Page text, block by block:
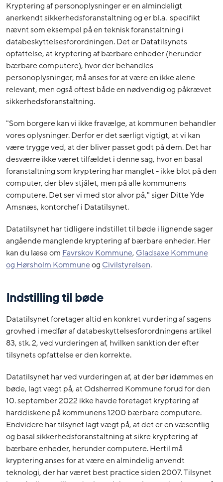
Kryptering af personoplysninger er en almindeligt
anerkendt sikkerhedsforanstaltning og er bl.a. specifikt
nævnt som eksempel på en teknisk foranstaltning i
databeskyttelsesforordningen. Det er Datatilsynets
opfattelse, at kryptering af bærbare enheder (herunder
bærbare computere), hvor der behandles
personoplysninger, må anses for at være en ikke alene
relevant, men også oftest både en nødvendig og påkrævet
sikkerhedsforanstaltning.
"Som borgere kan vi ikke fravælge, at kommunen behandler
vores oplysninger. Derfor er det særligt vigtigt, at vi kan
være trygge ved, at der bliver passet godt på dem. Det har
desværre ikke været tilfældet i denne sag, hvor en basal
foranstaltning som kryptering har manglet - ikke blot på den
computer, der blev stjålet, men på alle kommunens
computere. Det ser vi med stor alvor på," siger Ditte Yde
Amsnæs, kontorchef i Datatilsynet.
Datatilsynet har tidligere indstillet til bøde i lignende sager
angående manglende kryptering af bærbare enheder. Her
kan du læse om Favrskov Kommune, Gladsaxe Kommune
og Hørsholm Kommuneog Civilstyrelsen.
Indstilling til bøde
Datatilsynet foretager altid en konkret vurdering af sagens
grovhed i medfør af databeskyttelsesforordningens artikel
83, stk. 2, ved vurderingen af, hvilken sanktion der efter
tilsynets opfattelse er den korrekte.
Datatilsynet har ved vurderingen af, at der bør idømmes en
bøde, lagt vægt på, at Odsherred Kommune forud for den
10. september 2022 ikke havde foretaget kryptering af
harddiskene på kommunens 1200 bærbare computere.
Endvidere har tilsynet lagt vægt på, at det er en væsentlig
og basal sikkerhedsforanstaltning at sikre kryptering af
bærbare enheder, herunder computere. Hertil må
kryptering anses for at være en almindelig anvendt
teknologi, der har været best practice siden 2007. Tilsynet